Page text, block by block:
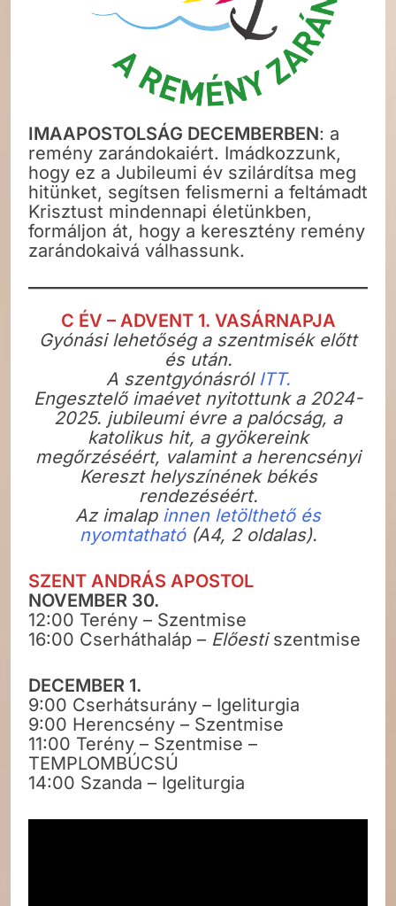
IMAAPOSTOLSÁG DECEMBERBEN: a
remény zarándokaiért. Imádkozzunk,
hogy ez a Jubileumi év szilárdítsa meg
hitünket, segítsen felismerni a feltámadt
Krisztust mindennapi életünkben,
formáljon át, hogy a keresztény remény
zarándokaivá válhassunk.
C ÉV – ADVENT 1. VASÁRNAPJA
Gyónási lehetőség a szentmisék előtt
és után.
A szentgyónásról ITT.
Engesztelő imaévet nyitottunk a 2024-
2025. jubileumi évre a palócság, a
katolikus hit, a gyökereink
megőrzéséért, valamint a herencsényi
Kereszt helyszínének békés
rendezéséért.
Az imalap innen letölthető és
nyomtatható(A4, 2 oldalas).
SZENT ANDRÁS APOSTOL
NOVEMBER 30.
12:00 Terény – Szentmise
16:00 Cserháthaláp – Előestiszentmise
DECEMBER 1.
9:00 Cserhátsurány – Igeliturgia
9:00 Herencsény – Szentmise
11:00 Terény – Szentmise –
TEMPLOMBÚCSÚ
14:00 Szanda – Igeliturgia